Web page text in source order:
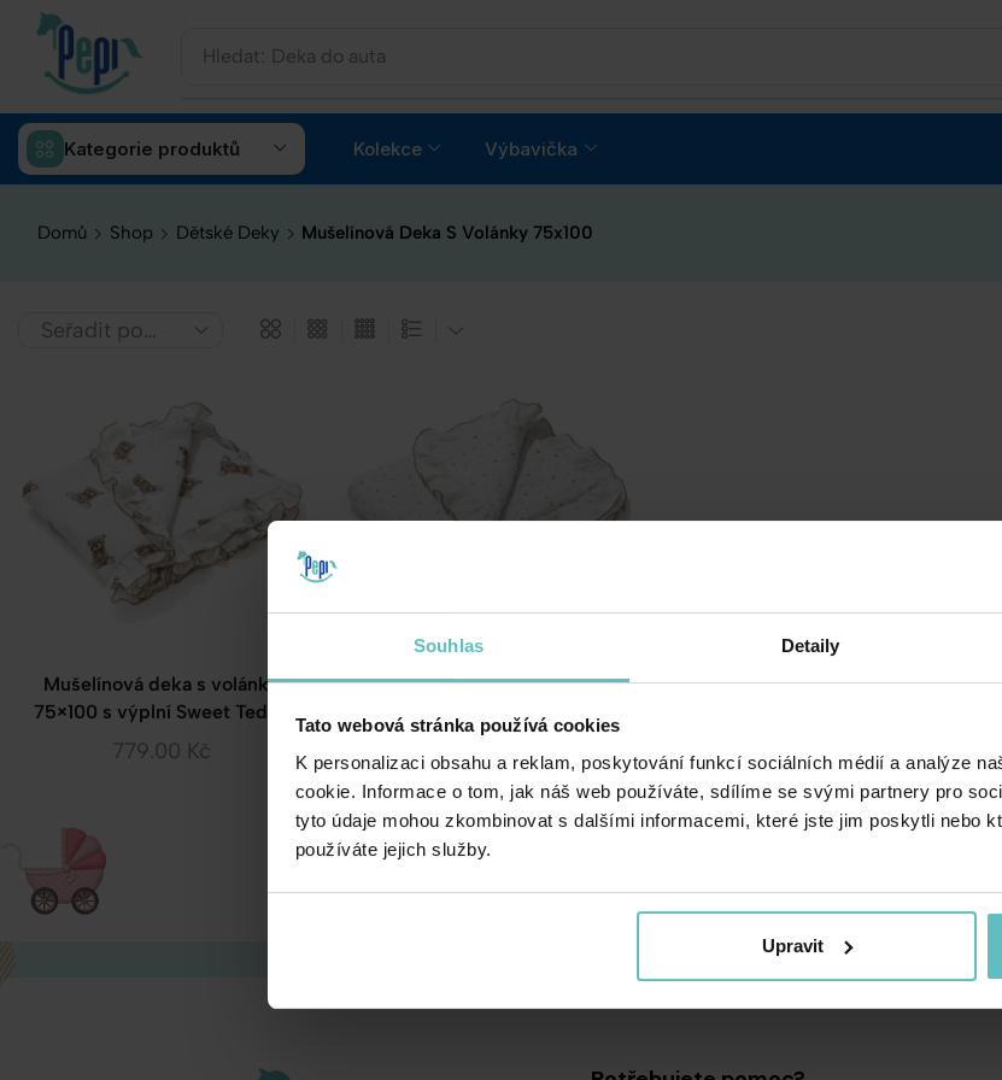
Souhlas Detaily
Tato webová stránka používá cookies
K personalizaci obsahu a reklam, poskytování funkcí sociálních médií a analýze
cookie. Informace o tom, jak náš web používáte, sdílíme se svými partnery pro
tyto údaje mohou zkombinovat s dalšími informacemi, které jste jim poskytli nebo
používáte jejich služby.
Upravit
Hledat: Deka do auta
Kategorie produktů Kolekce Výbavička
Domů Shop Dětské Deky Mušelínová Deka S Volánky 75x100
Mušelínová deka s volánky
75×100 s výplní Sweet Teddy
779.00 Kč
Mušelínová deka s volánky
75×100 s výplní Gold Galaxy
779.00 Kč